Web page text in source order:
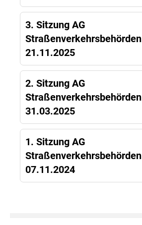
3. Sitzung AG
Straßenverkehrsbehörden
21.11.2025
2. Sitzung AG
Straßenverkehrsbehörden
31.03.2025
1. Sitzung AG
Straßenverkehrsbehörden
07.11.2024